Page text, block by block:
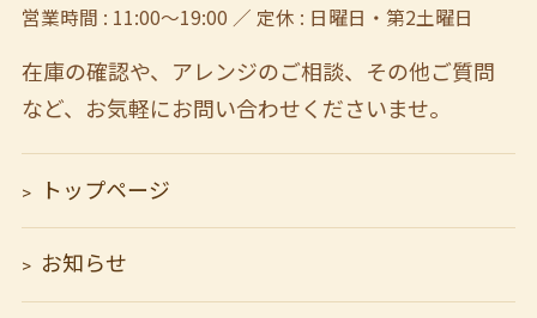
営業時間 : 11:00～19:00 ／ 定休 : 日曜日・第2土曜日
在庫の確認や、アレンジのご相談、その他ご質問
など、 お気軽にお問い合わせくださいませ。
トップページ
お知らせ